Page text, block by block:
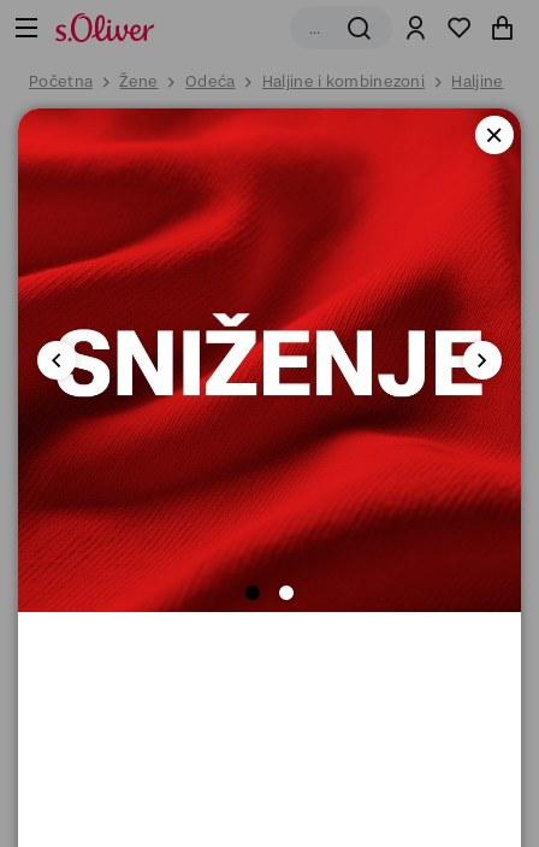
Početna Žene Odeća Haljine i kombinezoni Haljine